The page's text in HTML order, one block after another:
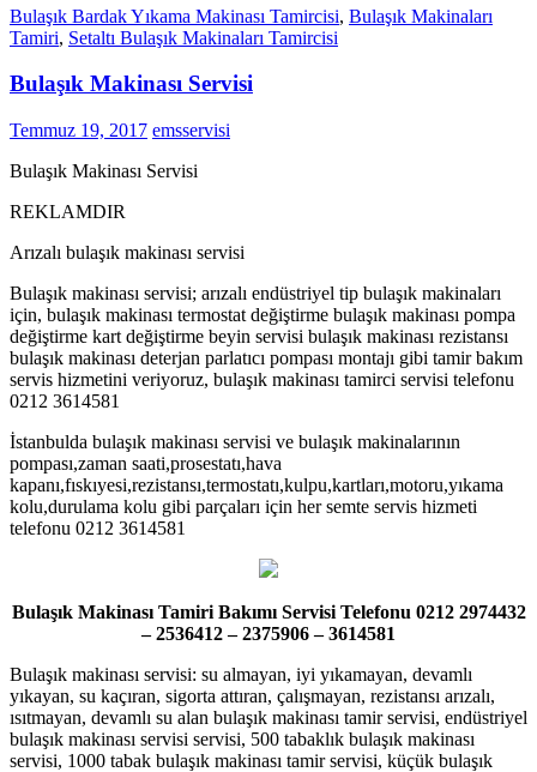
Bulaşık Bardak Yıkama Makinası Tamircisi, Bulaşık Makinaları
Tamiri, Setaltı Bulaşık Makinaları Tamircisi
Bulaşık Makinası Servisi
Temmuz 19, 2017 emsservisi
Bulaşık Makinası Servisi
REKLAMDIR
Arızalı bulaşık makinası servisi
Bulaşık makinası servisi; arızalı endüstriyel tip bulaşık makinaları
için, bulaşık makinası termostat değiştirme bulaşık makinası pompa
değiştirme kart değiştirme beyin servisi bulaşık makinası rezistansı
bulaşık makinası deterjan parlatıcı pompası montajı gibi tamir bakım
servis hizmetini veriyoruz, bulaşık makinası tamirci servisi telefonu
0212 3614581
İstanbulda bulaşık makinası servisi ve bulaşık makinalarının
pompası,zaman saati,prosestatı,hava
kapanı,fıskıyesi,rezistansı,termostatı,kulpu,kartları,motoru,yıkama
kolu,durulama kolu gibi parçaları için her semte servis hizmeti
telefonu 0212 3614581
Bulaşık Makinası Tamiri Bakımı Servisi Telefonu 0212 2974432
– 2536412 – 2375906 – 3614581
Bulaşık makinası servisi: su almayan, iyi yıkamayan, devamlı
yıkayan, su kaçıran, sigorta attıran, çalışmayan, rezistansı arızalı,
ısıtmayan, devamlı su alan bulaşık makinası tamir servisi, endüstriyel
bulaşık makinası servisi servisi, 500 tabaklık bulaşık makinası
servisi, 1000 tabak bulaşık makinası tamir servisi, küçük bulaşık